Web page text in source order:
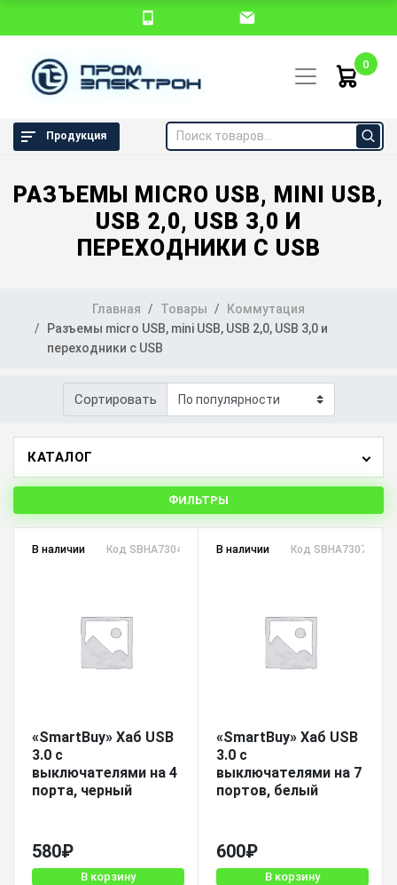
0
Продукция
РАЗЪЕМЫ MICRO USB, MINI USB,
USB 2,0, USB 3,0 И
ПЕРЕХОДНИКИ С USB
Главная Товары
Коммутация
Разъемы micro USB, mini USB, USB 2,0, USB 3,0 и
переходники с USB
Сортировать
КАТАЛОГ
В наличии Код SBHA7304B
«SmartBuy» Хаб USB
3.0 с
выключателями на 4
порта, черный
580₽
В корзину
В наличии Код SBHA7307W
«SmartBuy» Хаб USB
3.0 с
выключателями на 7
портов, белый
600₽
В корзину
ФИЛЬТРЫ